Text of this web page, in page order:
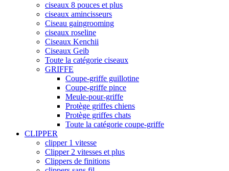
ciseaux 8 pouces et plus
ciseaux amincisseurs
Ciseau gaingrooming
ciseaux roseline
Ciseaux Kenchii
Ciseaux Geib
Toute la catégorie ciseaux
GRIFFE
Coupe-griffe guillotine
Coupe-griffe pince
Meule-pour-griffe
Protège griffes chiens
Protège griffes chats
Toute la catégorie coupe-griffe
CLIPPER
clipper 1 vitesse
Clipper 2 vitesses et plus
Clippers de finitions